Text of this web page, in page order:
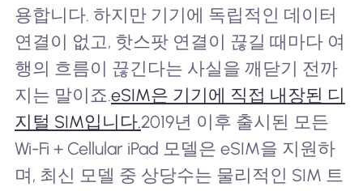
용합니다. 하지만 기기에 독립적인 데이터
연결이 없고, 핫스팟 연결이 끊길 때마다 여
행의 흐름이 끊긴다는 사실을 깨닫기 전까
지는 말이죠.eSIM은 기기에 직접 내장된 디
지털 SIM입니다.2019년 이후 출시된 모든
Wi-Fi + Cellular iPad 모델은 eSIM을 지원하
며, 최신 모델 중 상당수는 물리적인 SIM 트